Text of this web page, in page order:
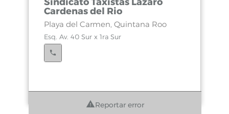
Cardenas del Rio
Playa del Carmen, Quintana Roo
Esq. Av. 40 Sur x 1ra Sur
Reportar error